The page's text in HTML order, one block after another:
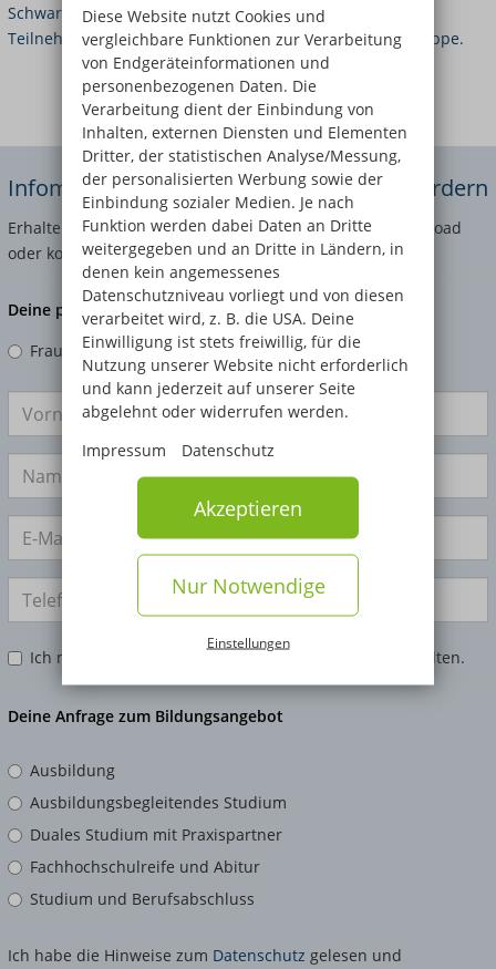
Diese Website nutzt Cookies und
vergleichbare Funktionen zur Verarbeitung
von Endgeräteinformationen und
personenbezogenen Daten. Die
Verarbeitung dient der Einbindung von
Inhalten, externen Diensten und Elementen
Dritter, der statistischen Analyse/Messung,
der personalisierten Werbung sowie der
Einbindung sozialer Medien. Je nach
Funktion werden dabei Daten an Dritte
weitergegeben und an Dritte in Ländern, in
denen kein angemessenes
Datenschutzniveau vorliegt und von diesen
verarbeitet wird, z. B. die USA. Deine
Einwilligung ist stets freiwillig, für die
Nutzung unserer Website nicht erforderlich
und kann jederzeit auf unserer Seite
abgelehnt oder widerrufen werden.
Impressum
Datenschutz
Akzeptieren
Nur Notwendige
Einstellungen
Galerie: 6 Bilder
Infomaterial und Anmeldeformulare anfordern
Erhalte jetzt Dein persönliches Infopaket direkt als Download
oder kostenfrei per Post!
Deine persönlichen Angaben
Frau
Herr Divers
Ich möchte mein Infomaterial zusätzlich per Post erhalten.
Deine Anfrage zum Bildungsangebot
Ausbildung
Ausbildungsbegleitendes Studium
Duales Studium mit Praxispartner
Fachhochschulreife und Abitur
Studium und Berufsabschluss
Ich habe die Hinweise zum Datenschutz gelesen und